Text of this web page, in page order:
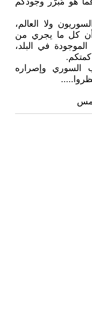
ولا العالم،
أن كل ما يجري من
في البلد،
السوري وإصراره